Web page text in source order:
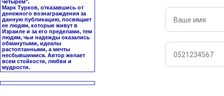
четырем".
Марк Турков, отказавшись от
денежного вознаграждения за
данную публикацию, посвящает
ее людям, которые живут в
Израиле и за его пределами, тем
людям, чьи надежды оказались
обманутыми, идеалы
растоптанными, а мечты
несбывшимися. Автор желает
всем стойкости, любви и
мудрости.